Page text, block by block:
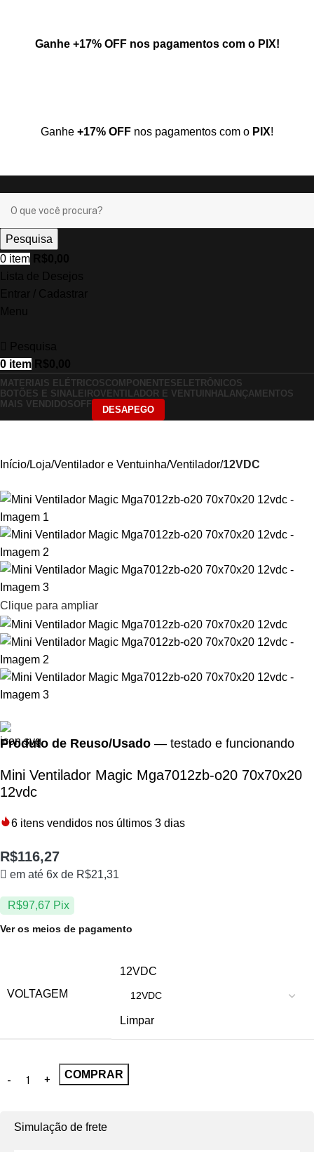
Ganhe +17% OFFnos pagamentos com o PIX!
Ganhe +17% OFF nos pagamentos com o PIX!
Pesquisa
0 item
0 item
MATERIAIS ELÉTRICOSCOMPONENTES ELETRÔNICOS
BOTÕES E SINALEIROVENTILADOR E VENTUINHA LANÇAMENTOS
MAIS VENDIDOSOFF
DESAPEGO
Início Loja Ventilador e Ventuinha Ventilador 12VDC
Clique para ampliar
Produto de Reuso/Usado — testado e funcionando
Mini Ventilador Magic Mga7012zb-o20 70x70x20
12vdc
6 itens vendidos nos últimos 3 dias
R$116,27
em até 6x de R$21,31
R$97,67 Pix
Ver os meios de pagamento
VOLTAGEM
12VDC
Limpar
COMPRAR
Simulação de frete